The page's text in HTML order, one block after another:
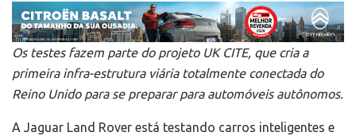
Os testes fazem parte do projeto UK CITE, que cria a
primeira infra-estrutura viária totalmente conectada do
Reino Unido para se preparar para automóveis autônomos.
A Jaguar Land Rover está testando carros inteligentes e